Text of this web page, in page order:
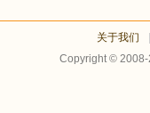
关于我们
Copyright ©